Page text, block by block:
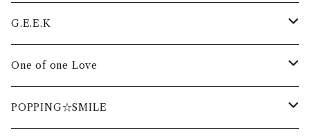
生誕DVD2021
周年・ワンマンDVD2022
周年・ワンマンDVD2021
イベントDVD
LIVEPRO FESTIVAL DVD
配信DVD 2020
卒業DVD
卒業DVD2022
フルーティーTシャツ
フルーティータオル
DVD
HAPPY少女♪CD
HAPPY少女♪ タオル
HAPPY少女♪ Tシャツ
G.E.E.K
G.E.E.K CD
G.E.E.K Tシャツ
One of one Love
One of one Love CD
POPPING☆SMILE